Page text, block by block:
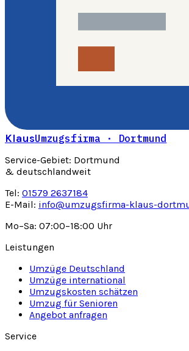
KlausUmzugsfirma · Dortmund
Service-Gebiet: Dortmund
& deutschlandweit
Tel: 01579 2637184
E-Mail: info@umzugsfirma-klaus-
Mo–Sa: 07:00–18:00 Uhr
Leistungen
Umzüge Deutschland
Umzüge international
Umzugskosten schätzen
Umzug für Senioren
Angebot anfragen
Service